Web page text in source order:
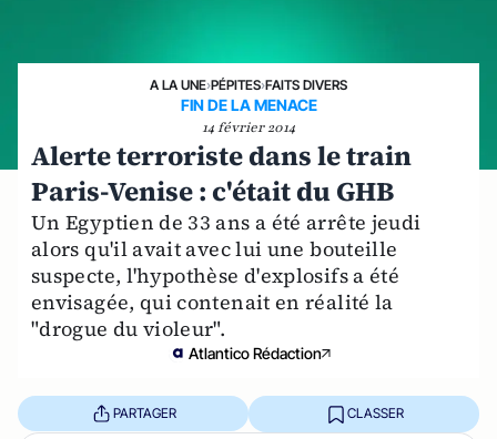
A LA UNE›PÉPITES›FAITS DIVERS
FIN DE LA MENACE
14 février 2014
Alerte terroriste dans le train
Paris-Venise : c'était du GHB
Un Egyptien de 33 ans a été arrête jeudi
alors qu'il avait avec lui une bouteille
suspecte, l'hypothèse d'explosifs a été
envisagée, qui contenait en réalité la
"drogue du violeur".
Atlantico Rédaction
PARTAGER CLASSER